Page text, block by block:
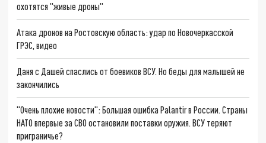
охотятся "живые дроны"
Атака дронов на Ростовскую область: удар по Новочеркасской
ГРЭС, видео
Даня с Дашей спаслись от боевиков ВСУ. Но беды для малышей не
закончились
"Очень плохие новости": Большая ошибка Palantir в России. Страны
НАТО впервые за СВО остановили поставки оружия. ВСУ теряют
приграничье?